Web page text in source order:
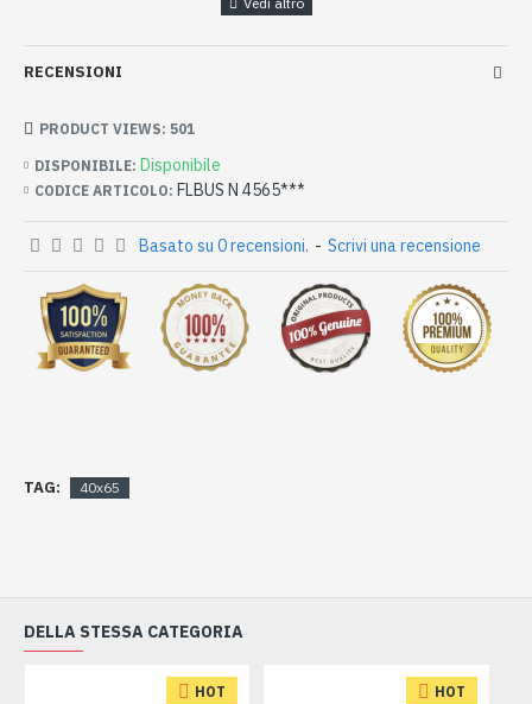
RECENSIONI
DISPONIBILE: Disponibile
CODICE ARTICOLO: FLBUS N 4565***
PRODUCT VIEWS: 501
Basato su 0 recensioni. - Scrivi una recensione
TAG: 40x65
DELLA STESSA CATEGORIA
HOT HOT